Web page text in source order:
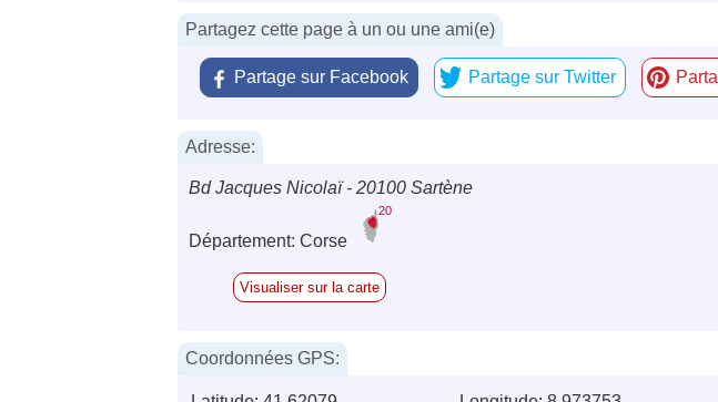
Partagez cette page à un ou une ami(e)
Partage sur Facebook Partage sur Twitter
Adresse:
Bd Jacques Nicolaï - 20100 Sartène
Département: Corse
20
Visualiser sur la carte
Coordonnées GPS: